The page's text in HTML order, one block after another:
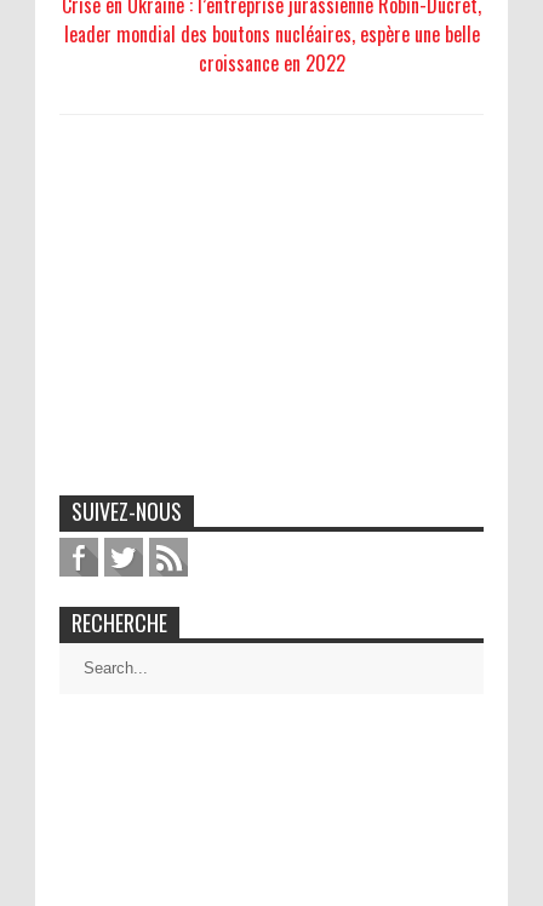
leader mondial des boutons nucléaires, espère une belle
croissance en 2022
SUIVEZ-NOUS
RECHERCHE